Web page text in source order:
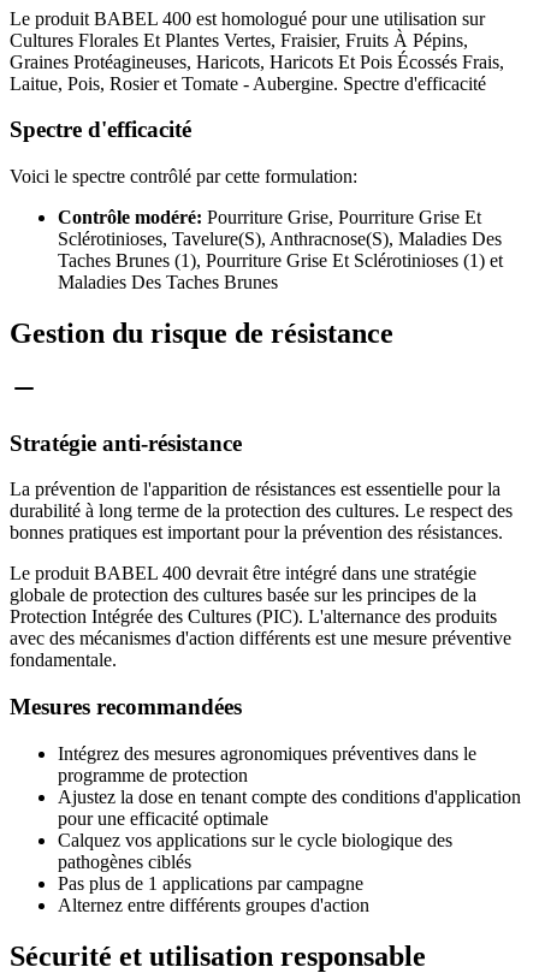
Le produit BABEL 400 est homologué pour une utilisation sur
Cultures Florales Et Plantes Vertes, Fraisier, Fruits À Pépins,
Graines Protéagineuses, Haricots, Haricots Et Pois Écossés Frais,
Laitue, Pois, Rosier et Tomate - Aubergine. Spectre d'efficacité
Spectre d'efficacité
Voici le spectre contrôlé par cette formulation:
Contrôle modéré: Pourriture Grise, Pourriture Grise Et
Sclérotinioses, Tavelure(S), Anthracnose(S), Maladies Des
Taches Brunes (1), Pourriture Grise Et Sclérotinioses (1) et
Maladies Des Taches Brunes
Gestion du risque de résistance
Stratégie anti-résistance
La prévention de l'apparition de résistances est essentielle pour la
durabilité à long terme de la protection des cultures. Le respect des
bonnes pratiques est important pour la prévention des résistances.
Le produit BABEL 400 devrait être intégré dans une stratégie
globale de protection des cultures basée sur les principes de la
Protection Intégrée des Cultures (PIC). L'alternance des produits
avec des mécanismes d'action différents est une mesure préventive
fondamentale.
Mesures recommandées
Intégrez des mesures agronomiques préventives dans le
programme de protection
Ajustez la dose en tenant compte des conditions d'application
pour une efficacité optimale
Calquez vos applications sur le cycle biologique des
pathogènes ciblés
Pas plus de 1 applications par campagne
Alternez entre différents groupes d'action
Sécurité et utilisation responsable